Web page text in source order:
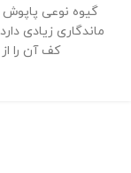
گیوه نوعی
ماندگاری زیادی
کف آن را